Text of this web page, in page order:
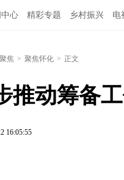
心 精彩专题 乡村振兴 电
焦 > 聚焦怀化 > 正文
推动筹备
16:05:55